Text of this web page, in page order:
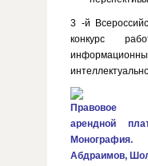
3 -й
конкурс
Правовое
арендной
Абдраимов,